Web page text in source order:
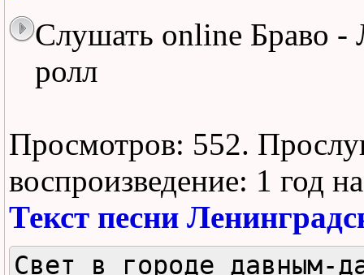
Слушать online Браво -
ролл
Просмотров: 552.
воспроизведение: 1 год
Текст песни
Свет в городе давным-